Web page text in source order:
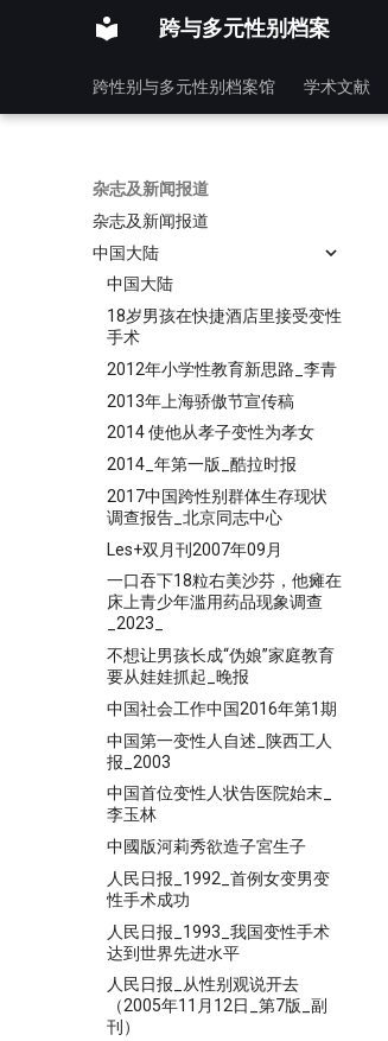
跨与多元性别档案
跨性别与多元性别档案馆 学术文献
杂志及新闻报道
杂志及新闻报道
中国大陆
中国大陆
18岁男孩在快捷酒店里接受变性
手术
2012年小学性教育新思路_李青
2013年上海骄傲节宣传稿
2014 使他从孝子变性为孝女
2014_年第一版_酷拉时报
2017中国跨性别群体生存现状
调查报告_北京同志中心
Les+双月刊2007年09月
一口吞下18粒右美沙芬，他瘫在
床上青少年滥用药品现象调查
_2023_
不想让男孩长成“伪娘”家庭教育
要从娃娃抓起_晚报
中国社会工作中国2016年第1期
中国第一变性人自述_陕西工人
报_2003
中国首位变性人状告医院始末_
李玉林
中國版河莉秀欲造子宮生子
人民日报_1992_首例女变男变
性手术成功
人民日报_1993_我国变性手术
达到世界先进水平
人民日报_从性别观说开去
（2005年11月12日_第7版_副
刊）